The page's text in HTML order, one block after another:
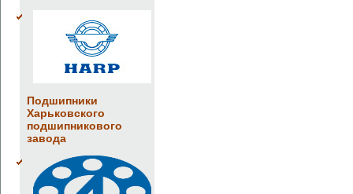
Подшипники
Харьковского
подшипникового
завода